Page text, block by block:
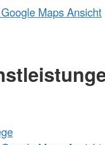
Maps Ansicht